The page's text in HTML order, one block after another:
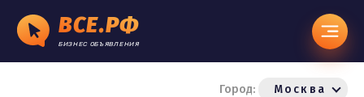
ВСЕ.РФ
БИЗНЕС ОБЪЯВЛЕНИЯ
Город: Москва